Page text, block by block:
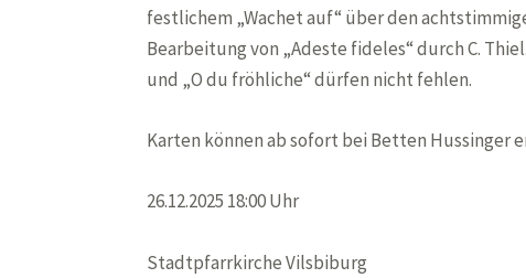
festlichem „Wachet auf“ über den
Bearbeitung von „Adeste fideles“ durch C.
und „O du fröhliche“ dürfen nicht fehlen.
Karten können ab sofort bei Betten Hussinger
26.12.2025 18:00 Uhr
Stadtpfarrkirche Vilsbiburg